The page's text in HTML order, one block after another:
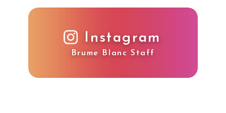
Instagram
Brume Blanc Staff